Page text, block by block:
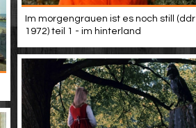
Im morgengrauen ist es noch still (ddr
1972) teil 1 - im hinterland